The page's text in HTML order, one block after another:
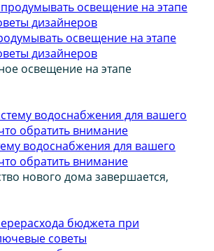
освещение на этапе
дизайнеров
освещение на этапе
водоснабжения для вашего
обратить внимание
нового дома завершается,